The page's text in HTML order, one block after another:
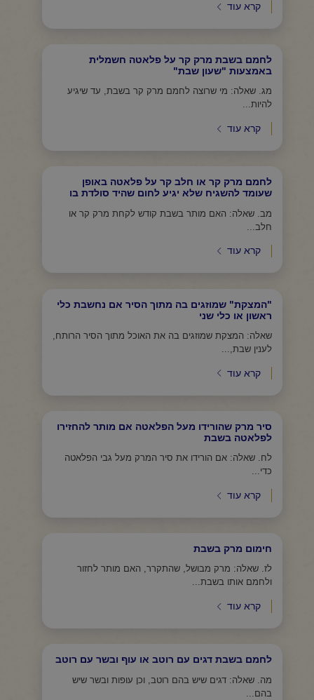
קרא עוד
לחמם בשבת מרק קר על פלאטה חשמלית
באמצעות "שעון שבת"
מג. שאלה: מי שרוצה לחמם מרק קר בשבת, עד שיגיע
להיות...
קרא עוד
לחמם מרק קר או חלב קר על פלאטה באופן
שעומד להשגיח שלא יגיע לחום שהיד סולדת בו
מב. שאלה: האם מותר בשבת קודש לקחת מרק קר או
חלב...
קרא עוד
"המצקת" שמוזגים בה מתוך הסיר אם נחשבת כלי
ראשון או כלי שני
שאלה: המצקת שמוזגים בה את האוכל מתוך הסיר הרותח,
לענין שבת,...
קרא עוד
סיר מרק שהורידו מעל הפלאטה אם מותר להחזירו
לפלאטה בשבת
לח. שאלה: אם הורידו את סיר המרק מעל גבי הפלאטה
כדי...
קרא עוד
חימום מרק בשבת
לז. שאלה: מרק מבושל, שהתקרר, האם מותר לחזור
ולחמם אותו בשבת...
קרא עוד
לחמם בשבת דגים עם רוטב או עוף ובשר עם רוטב
מה. שאלה: דגים שיש בהם רוטב, וכן עופות ובשר שיש
בהם...